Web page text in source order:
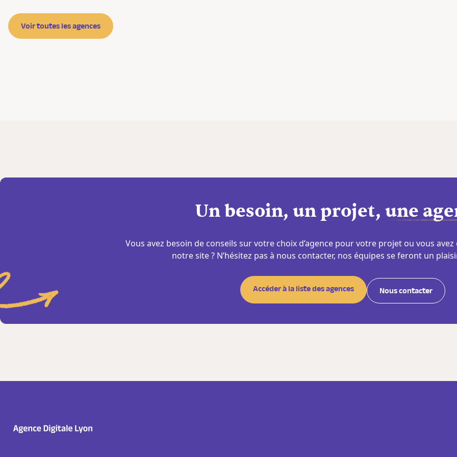
Voir toutes les agences
Un besoin, un projet, une
Vous avez besoin de conseils sur votre choix d’agence pour votre projet ou vous
notre site ? N’hésitez pas à nous contacter, nos équipes se feront un
Accéder à la liste des agences Nous contacter